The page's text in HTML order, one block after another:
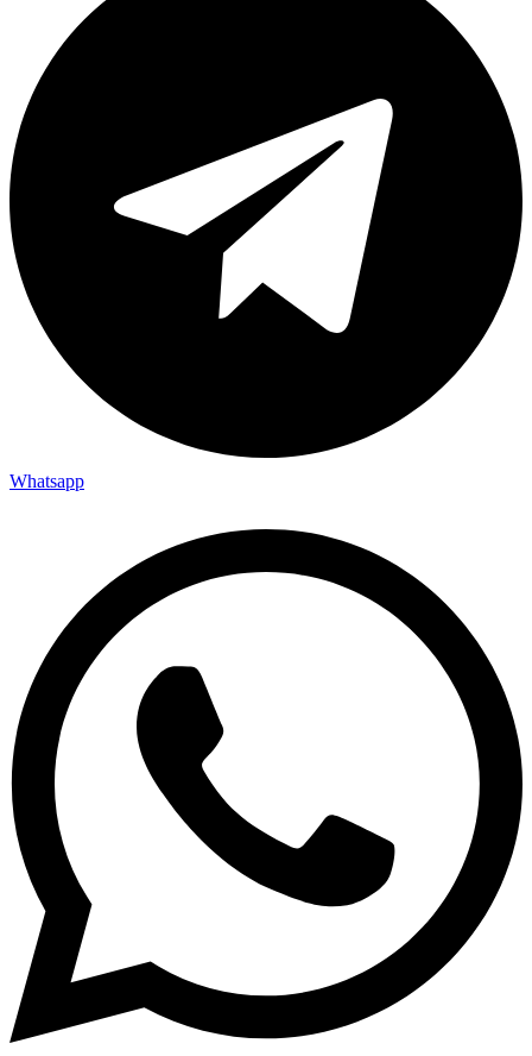
Whatsapp